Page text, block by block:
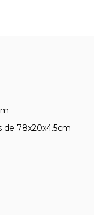
de 78x20x4.5cm